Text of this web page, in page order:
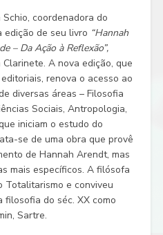
Schio, coordenadora do
edição de seu livro “Hannah
– Da Ação à Reflexão”,
A nova edição, que
renova o acesso ao
diversas áreas – Filosofia
Sociais, Antropologia,
iniciam o estudo do
se de uma obra que provê
de Hannah Arendt, mas
mais específicos. A filósofa
Totalitarismo e conviveu
filosofia do séc. XX como
Sartre.